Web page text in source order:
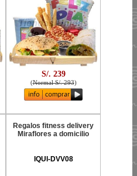
S/. 239
(Normal S/. 293)
Regalos fitness delivery
Miraflores a domicilio
IQUI-DVV08